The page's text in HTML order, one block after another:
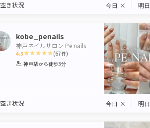
空き状況 今日 × 明日
kobe_penails
神戸ネイルサロン Pe nails
4.5
1 2 3 4 5
(67件)
神戸駅から徒歩3分
空き状況 今日 × 明日